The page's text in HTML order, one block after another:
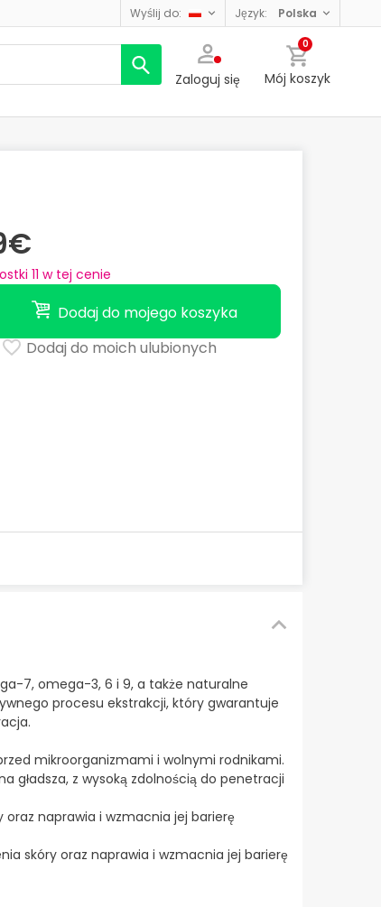
wyślij do: język: polska
Zaloguj się
0
Mój koszyk
11 w tej cenie
Dodaj do mojego koszyka
Dodaj do moich ulubionych
7, omega-3, 6 i 9, a także naturalne
procesu ekstrakcji, który gwarantuje
mikroorganizmami i wolnymi rodnikami.
gładsza, z wysoką zdolnością do penetracji
oraz naprawia i wzmacnia jej barierę
skóry oraz naprawia i wzmacnia jej barierę